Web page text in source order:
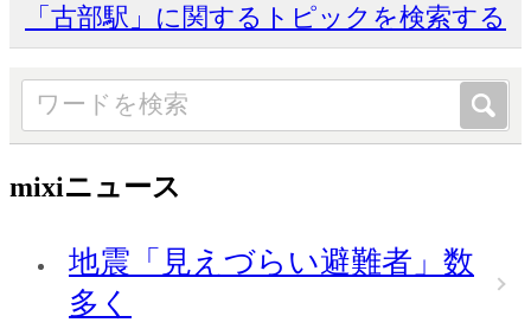
「古部駅」に関するトピックを検索する
mixiニュース
地震「見えづらい避難者」数
多く